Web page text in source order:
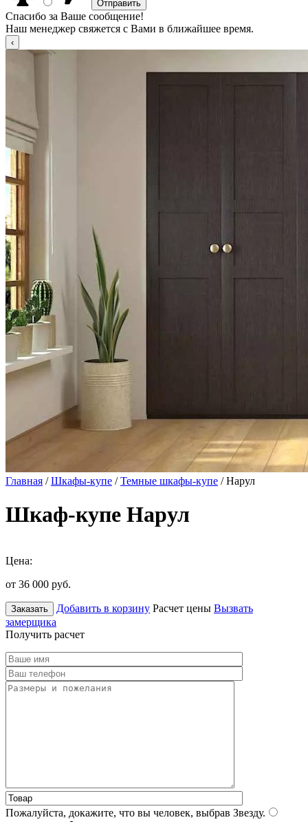
Спасибо за Ваше сообщение!
Наш менеджер свяжется с Вами в ближайшее время.
Главная /Шкафы-купе /Темные шкафы-купе / Нарул
Шкаф-купе Нарул
Цена:
от 36 000 руб.
Заказать Добавить в корзину Расчет цены Вызвать
замерщика
Получить расчет
Пожалуйста, докажите, что вы человек, выбрав Звезду.